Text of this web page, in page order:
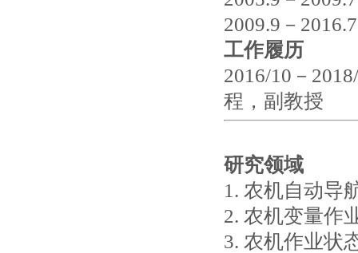
2009.9－
工作履历
2016/10－
程，副教授
研究领域
1. 农机自动导
2. 农机变量作
3. 农机作业状